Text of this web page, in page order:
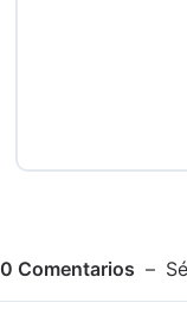
0 Comentarios